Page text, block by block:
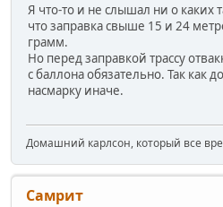
Я что-то и не слышал ни о каких
что заправка свыше 15 и 24
грамм.
Но перед заправкой трассу
с баллона обязательно. Так как
насмарку иначе.
Домашний карлсон, который все
Самрит